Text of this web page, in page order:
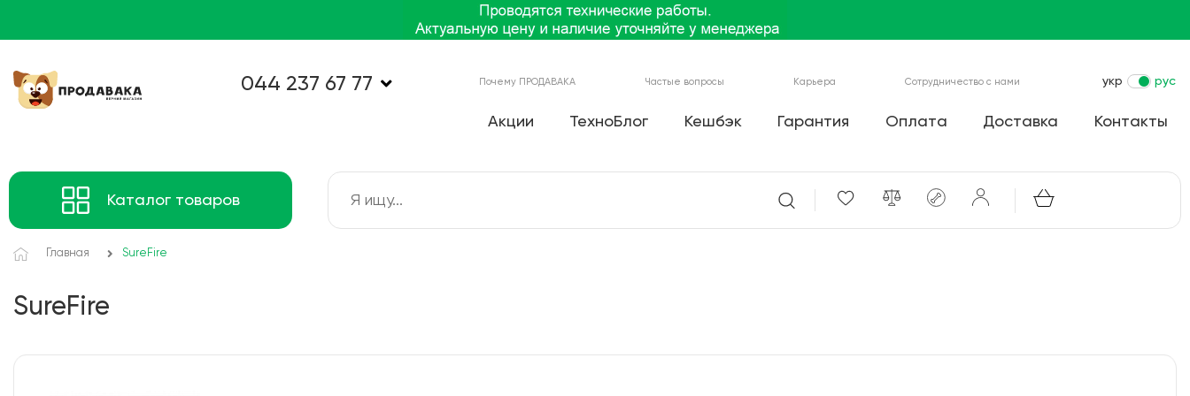
044 237 67 77 Почему ПРОДАВАКА Частые вопросы Карьера Сотрудничество с нами укр рус
Акции ТехноБлог Кешбэк Гарантия Оплата Доставка Контакты
Каталог товаров
Главная SureFire
SureFire